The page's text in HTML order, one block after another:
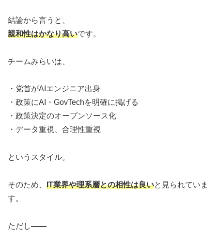
結論から言うと、
親和性はかなり高いです。
チームみらいは、
・党首がAIエンジニア出身
・政策にAI・GovTechを明確に掲げる
・政策決定のオープンソース化
・データ重視、合理性重視
というスタイル。
そのため、 IT業界や理系層との相性は良いと見られていま
す。
ただし――